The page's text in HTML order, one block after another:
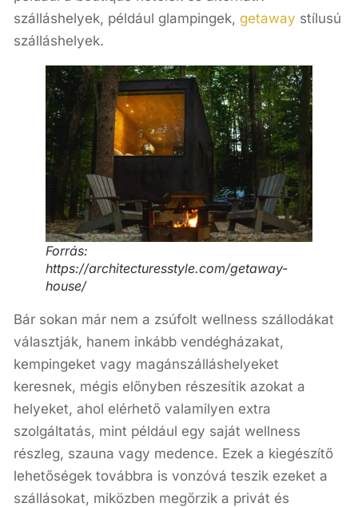
szálláshelyek, például glampingek, getaway stílusú
szálláshelyek.
Forrás:
https://architecturesstyle.com/getaway-
house/
Bár sokan már nem a zsúfolt wellness szállodákat
választják, hanem inkább vendégházakat,
kempingeket vagy magánszálláshelyeket
keresnek, mégis előnyben részesítik azokat a
helyeket, ahol elérhető valamilyen extra
szolgáltatás, mint például egy saját wellness
részleg, szauna vagy medence. Ezek a kiegészítő
lehetőségek továbbra is vonzóvá teszik ezeket a
szállásokat, miközben megőrzik a privát és